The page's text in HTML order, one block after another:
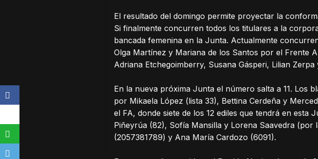
El resultado del domingo permite proyectar la
Si finalmente concurren todos los titulares a la
bancada femenina en la Junta. Actualmente
Olga Martínez y Mariana de los Santos por el Frente
Adriana Etchegoimberry, Susana Gásperi, Lilian Zerpa
En la nueva próxima Junta el número salta a 11. Los
por Mikaela López (lista 33), Bettina Cerdeña y
el FA, donde siete de los 12 ediles que tendrá en
Piñeyrúa (82), Sofía Mansilla y Lorena Saavedra
(2057381789) y Ana María Cardozo (6091).